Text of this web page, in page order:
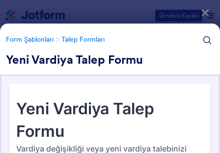
Ücretsiz Kaydol
Form Şablonları Talep Formları
Yeni Vardiya Talep Formu
Form Şablonları Talep Formları
Talep Formları
Form Şablonu Kategorileri